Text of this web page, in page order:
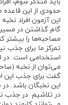
حدودی از این قاعده
این آزمون افراد
گام گذاشتن در
مصاحبه‌ها را بیشتر
تمرکز ما برای جذب
استخدامی است. در
می‌توان از نخبه
گفت برای جذب این
این نخبگان باشد.
در تلاشیم در جذب